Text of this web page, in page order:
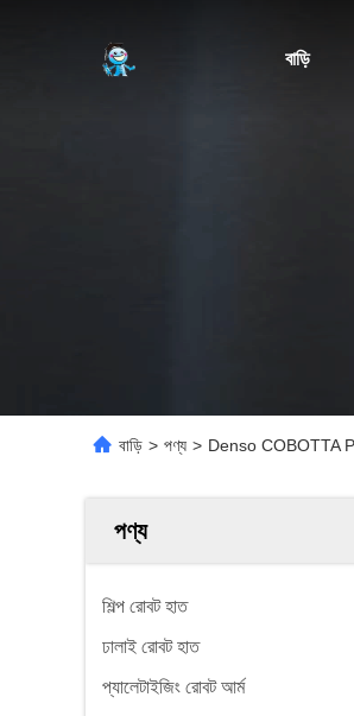
বাড়ি
বাড়ি > পণ্য > Denso COBOTTA
পণ্য
শিল্প রোবট হাত
ঢালাই রোবট হাত
প্যালেটাইজিং রোবট আর্ম